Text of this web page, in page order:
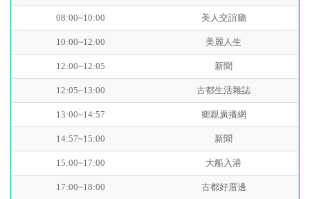
08:00~10:00 美人交誼廳
10:00~12:00 美麗人生
12:00~12:05 新聞
12:05~13:00 古都生活雜誌
13:00~14:57 鄉親廣播網
14:57~15:00 新聞
15:00~17:00 大船入港
17:00~18:00 古都好厝邊